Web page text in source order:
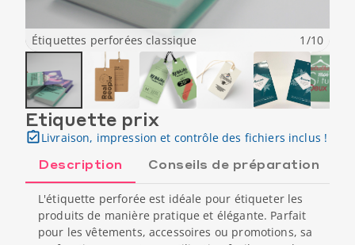
Étiquettes perforées classique 1 /10
Etiquette prix
Livraison, impression et contrôle des fichiers inclus !
Description Conseils de préparation
L'étiquette perforée est idéale pour étiqueter les
produits de manière pratique et élégante. Parfait
pour les vêtements, accessoires ou promotions, sa